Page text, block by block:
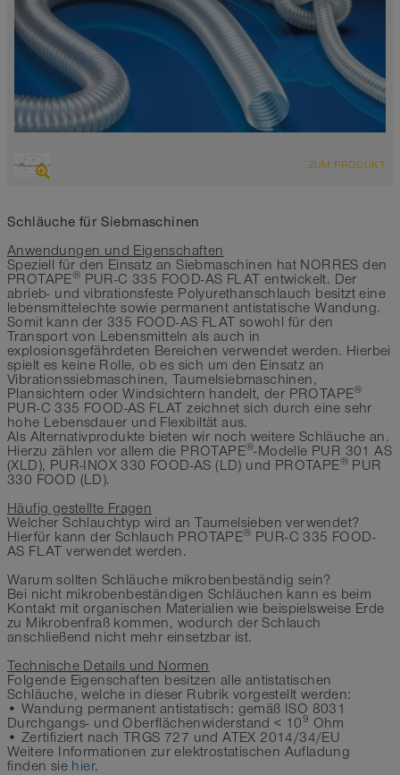
hoch abriebfester Saugschlauch + Druckschlauch,
antistatisch < 10⁹
-40°C bis 90°C
ZUM PRODUKT
Schläuche für Siebmaschinen
Anwendungen und Eigenschaften
Speziell für den Einsatz an Siebmaschinen hat NORRES den
PROTAPE® PUR-C 335 FOOD-AS FLAT entwickelt. Der
abrieb- und vibrationsfeste Polyurethanschlauch besitzt eine
lebensmittelechte sowie permanent antistatische Wandung.
Somit kann der 335 FOOD-AS FLAT sowohl für den
Transport von Lebensmitteln als auch in
explosionsgefährdeten Bereichen verwendet werden. Hierbei
spielt es keine Rolle, ob es sich um den Einsatz an
Vibrationssiebmaschinen, Taumelsiebmaschinen,
Plansichtern oder Windsichtern handelt, der PROTAPE®
PUR-C 335 FOOD-AS FLAT zeichnet sich durch eine sehr
hohe Lebensdauer und Flexibiltät aus.
Als Alternativprodukte bieten wir noch weitere Schläuche an.
Hierzu zählen vor allem die PROTAPE®-Modelle PUR 301 AS
(XLD), PUR-INOX 330 FOOD-AS (LD) und PROTAPE® PUR
330 FOOD (LD).
Häufig gestellte Fragen
Welcher Schlauchtyp wird an Taumelsieben verwendet?
Hierfür kann der Schlauch PROTAPE® PUR-C 335 FOOD-
AS FLAT verwendet werden.
Warum sollten Schläuche mikrobenbeständig sein?
Bei nicht mikrobenbeständigen Schläuchen kann es beim
Kontakt mit organischen Materialien wie beispielsweise Erde
zu Mikrobenfraß kommen, wodurch der Schlauch
anschließend nicht mehr einsetzbar ist.
Technische Details und Normen
Folgende Eigenschaften besitzen alle antistatischen
Schläuche, welche in dieser Rubrik vorgestellt werden:
• Wandung permanent antistatisch: gemäß ISO 8031
Durchgangs- und Oberflächenwiderstand < 109 Ohm
• Zertifiziert nach TRGS 727 und ATEX 2014/34/EU
Weitere Informationen zur elektrostatischen Aufladung
finden sie hier.